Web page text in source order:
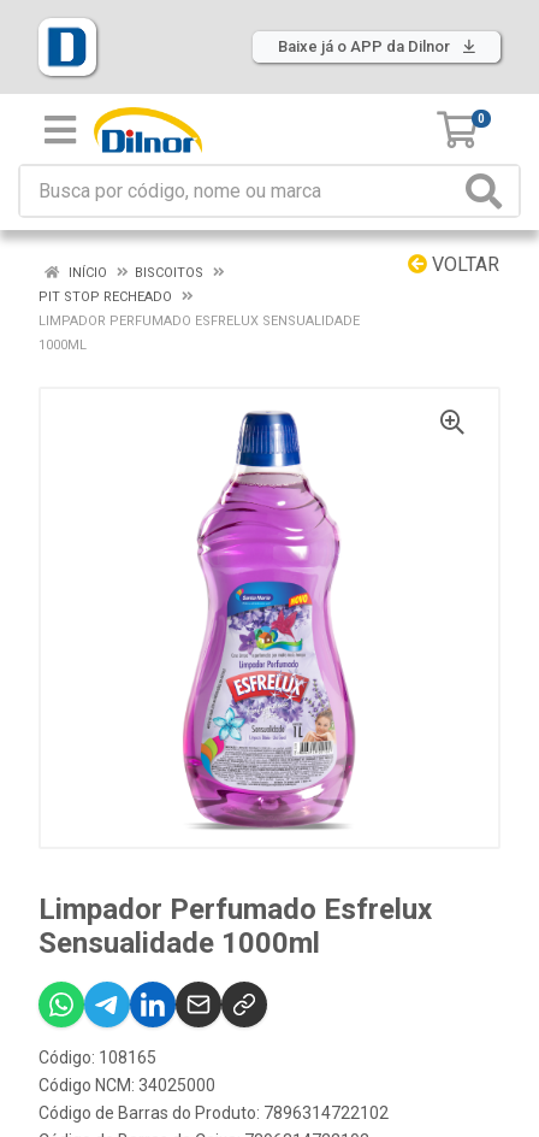
Baixe já o APP da Dilnor
0
VOLTAR
INÍCIO
BISCOITOS
PIT STOP RECHEADO
LIMPADOR PERFUMADO ESFRELUX SENSUALIDADE
1000ML
Limpador Perfumado Esfrelux
Sensualidade 1000ml
Código: 108165
Código NCM: 34025000
Código de Barras do Produto: 7896314722102